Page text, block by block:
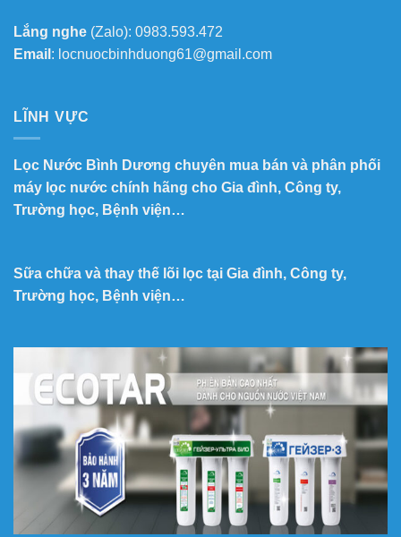
Lắng nghe (Zalo): 0983.593.472
Email : locnuocbinhduong61@gmail.com
LĨNH VỰC
Lọc Nước Bình Dương chuyên mua bán và phân phối
máy lọc nước chính hãng cho Gia đình, Công ty,
Trường học, Bệnh viện…
Sữa chữa và thay thế lõi lọc tại Gia đình, Công ty,
Trường học, Bệnh viện…